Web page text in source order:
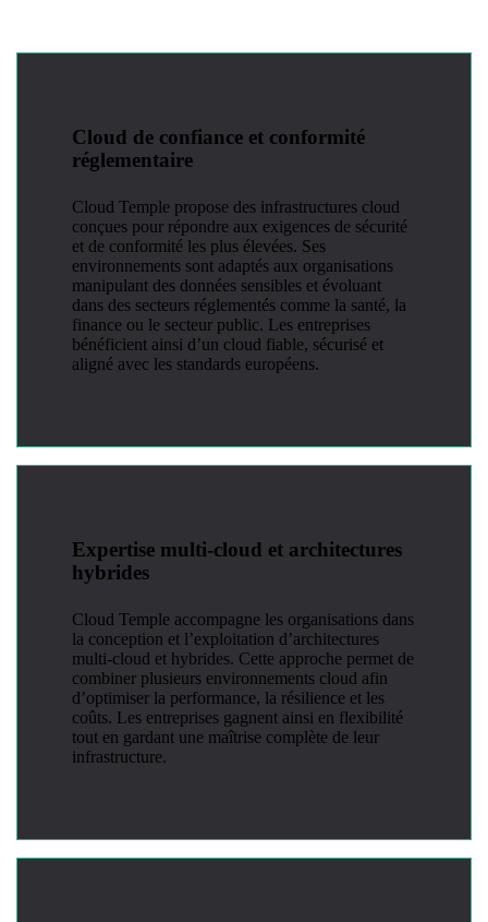
Cloud de confiance et conformité
réglementaire
Cloud Temple propose des infrastructures cloud
conçues pour répondre aux exigences de sécurité
et de conformité les plus élevées. Ses
environnements sont adaptés aux organisations
manipulant des données sensibles et évoluant
dans des secteurs réglementés comme la santé, la
finance ou le secteur public. Les entreprises
bénéficient ainsi d’un cloud fiable, sécurisé et
aligné avec les standards européens.
Expertise multi-cloud et architectures
hybrides
Cloud Temple accompagne les organisations dans
la conception et l’exploitation d’architectures
multi-cloud et hybrides. Cette approche permet de
combiner plusieurs environnements cloud afin
d’optimiser la performance, la résilience et les
coûts. Les entreprises gagnent ainsi en flexibilité
tout en gardant une maîtrise complète de leur
infrastructure.